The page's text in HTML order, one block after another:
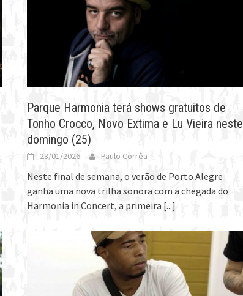
Parque Harmonia terá shows gratuitos de
Tonho Crocco, Novo Extima e Lu Vieira neste
domingo (25)
23/01/2026 Paulo Corrêa
Neste final de semana, o verão de Porto Alegre
ganha uma nova trilha sonora com a chegada do
Harmonia in Concert, a primeira [...]